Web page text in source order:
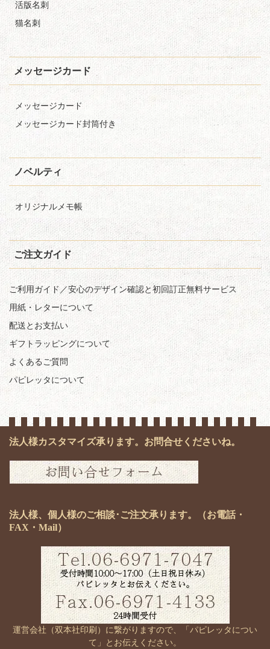
活版名刺
猫名刺
メッセージカード
メッセージカード
メッセージカード封筒付き
ノベルティ
オリジナルメモ帳
ご注文ガイド
ご利用ガイド／安心のデザイン確認と初回訂正無料サービス
用紙・レターについて
配送とお支払い
ギフトラッピングについて
よくあるご質問
パピレッタについて
法人様カスタマイズ承ります。お問合せくださいね。
法人様、個人様のご相談･ご注文承ります。（お電話・
FAX・Mail）
運営会社（双本社印刷）に繋がりますので、「パピレッタについ
て」とお伝えください。